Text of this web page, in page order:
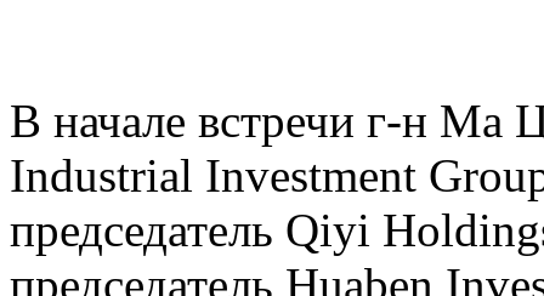
В начале встречи г-н Ма
Industrial Investment
председатель Qiyi
председатель Huaben